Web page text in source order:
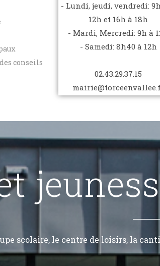
n°45
conseils
- Lundi, jeudi, vendredi:
12h et 16h à 18h
- Mardi, Mercredi: 9h à
- Samedi: 8h40 à 12h
02.43.29.37.15
scolaire, le centre de loisirs, la